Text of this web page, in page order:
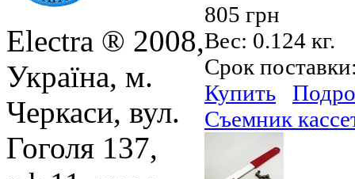
805 грн
Вес: 0.124 кг.
Срок
Купить
Съемник
Electra ® 2008,
Україна, м.
Черкаси, вул.
Гоголя 137,